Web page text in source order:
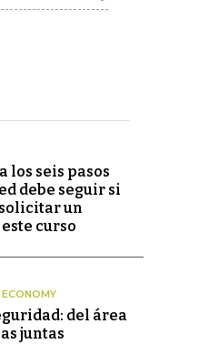
los seis pasos
debe seguir si
un
curso
del área
juntas